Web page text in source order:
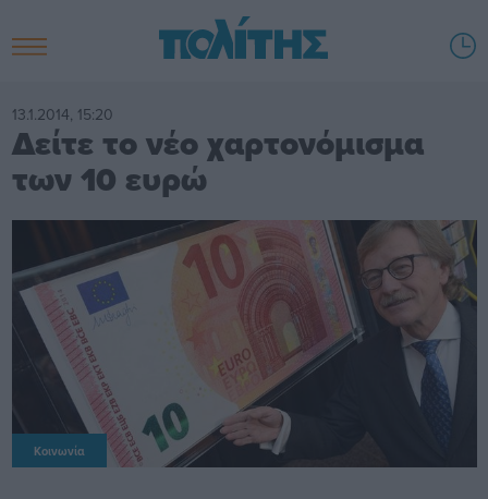
13.1.2014, 15:20
Δείτε το νέο χαρτονόμισμα
των 10 ευρώ
Κοινωνία